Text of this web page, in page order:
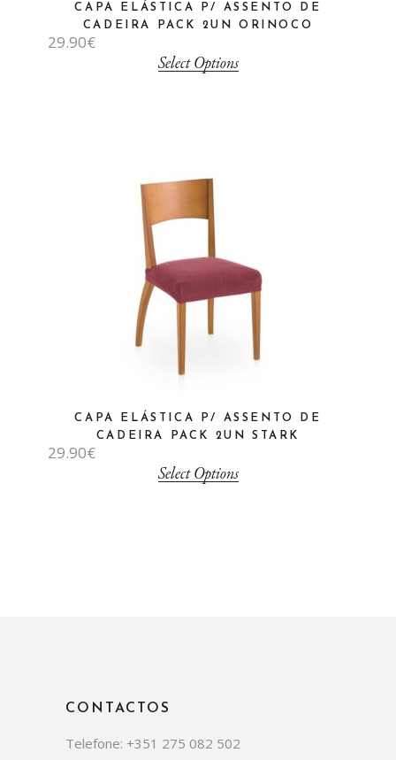
CAPA ELÁSTICA P/ ASSENTO DE
CADEIRA PACK 2UN ORINOCO
29.90€
Select Options
CAPA ELÁSTICA P/ ASSENTO DE
CADEIRA PACK 2UN STARK
29.90€
Select Options
CONTACTOS
Telefone: +351 275 082 502